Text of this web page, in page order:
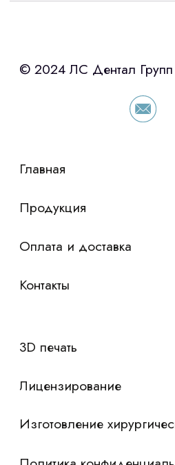
Интересует
«Уралпромлизинг»
условия по лизингу
просто оставьте
сориентировали по